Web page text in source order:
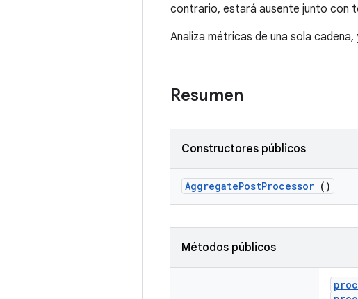
contrario, estará ausente junto con
Analiza métricas de una sola
Resumen
Constructores públicos
AggregatePostProcessor ()
Métodos públicos